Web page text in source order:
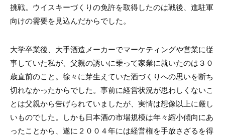
挑戦。ウイスキーづくりの免許を取得したのは戦後、進駐軍
向けの需要を見込んだからでした。
大学卒業後、大手酒造メーカーでマーケティングや営業に従
事していた私が、父親の誘いに乗って家業に就いたのは３０
歳直前のこと。徐々に芽生えていた酒づくりへの思いを断ち
切れなかったからでした。事前に経営状況が思わしくないこ
とは父親から告げられていましたが、実情は想像以上に厳し
いものでした。しかも日本酒の市場規模は年々縮小傾向にあ
ったことから、遂に２００４年には経営権を手放さざるを得